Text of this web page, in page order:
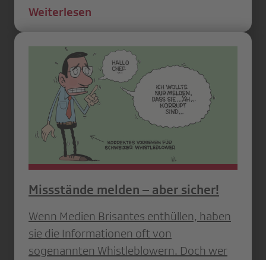
Weiterlesen
Missstände melden – aber sicher!
Wenn Medien Brisantes enthüllen, haben
sie die Informationen oft von
sogenannten Whistleblowern. Doch wer